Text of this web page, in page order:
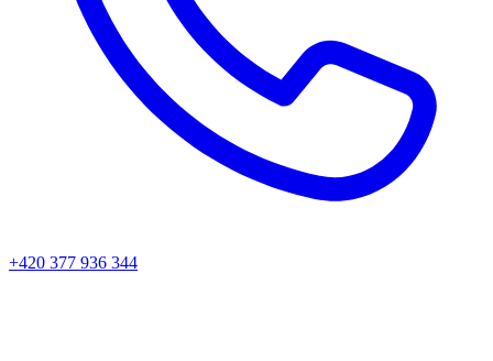
+420 377 936 344